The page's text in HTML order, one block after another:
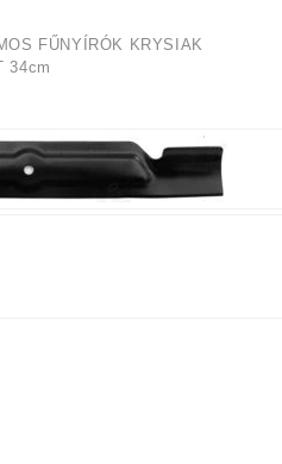
FŰNYÍRÓK KRYSIAK
34cm